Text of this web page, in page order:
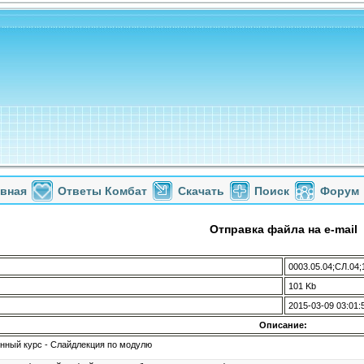
Ответы Комбат Скачать Поиск Форум
Отправка файла на e-mail
101 Kb
2015-03-09
Описание:
курс - Слайдлекция по модулю